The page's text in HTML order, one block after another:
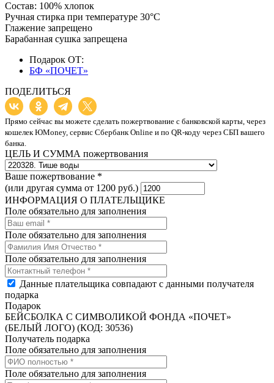
Состав: 100% хлопок
Ручная стирка при температуре 30°C
Глажение запрещено
Барабанная сушка запрещена
Подарок ОТ:
БФ «ПОЧЕТ»
ПОДЕЛИТЬСЯ
Прямо сейчас вы можете сделать пожертвование с банковской карты, через
кошелек ЮMoney, сервис Сбербанк Online и по QR-коду через СБП вашего
банка.
ЦЕЛЬ И СУММА пожертвования
Ваше пожертвование *
(или другая сумма от 1200 руб.)
ИНФОРМАЦИЯ О ПЛАТЕЛЬЩИКЕ
Поле обязательно для заполнения
Поле обязательно для заполнения
Поле обязательно для заполнения
Данные плательщика совпадают с данными получателя
подарка
Подарок
БЕЙСБОЛКА С СИМВОЛИКОЙ ФОНДА «ПОЧЕТ»
(БЕЛЫЙ ЛОГО) (КОД: 30536)
Получатель подарка
Поле обязательно для заполнения
Поле обязательно для заполнения